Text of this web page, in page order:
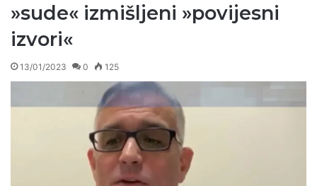
»sude« izmišljeni »povijesni
izvori«
13/01/2023 0 125